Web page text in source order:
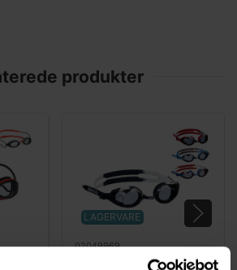
produkter
LAGERVARE
02049969
Svømmebriller til